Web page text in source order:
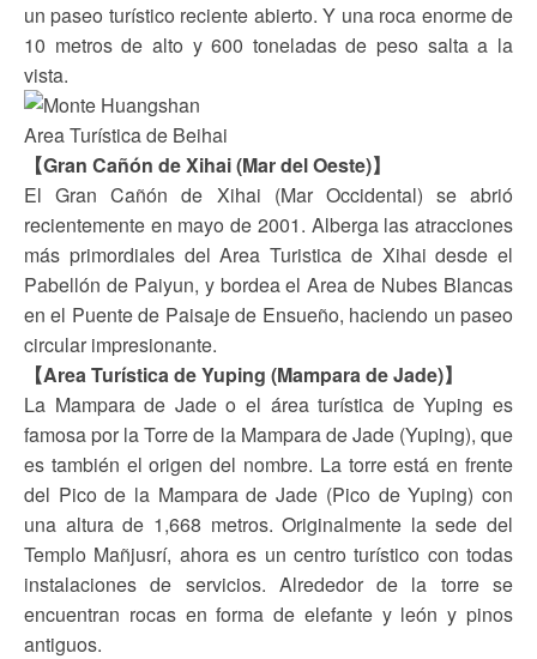
un paseo turístico reciente abierto. Y una roca enorme de
10 metros de alto y 600 toneladas de peso salta a la
vista.
Area Turística de Beihai
【Gran Cañón de Xihai (Mar del Oeste)】
El Gran Cañón de Xihai (Mar Occidental) se abrió
recientemente en mayo de 2001. Alberga las atracciones
más primordiales del Area Turistica de Xihai desde el
Pabellón de Paiyun, y bordea el Area de Nubes Blancas
en el Puente de Paisaje de Ensueño, haciendo un paseo
circular impresionante.
【Area Turística de Yuping (Mampara de Jade)】
La Mampara de Jade o el área turística de Yuping es
famosa por la Torre de la Mampara de Jade (Yuping), que
es también el origen del nombre. La torre está en frente
del Pico de la Mampara de Jade (Pico de Yuping) con
una altura de 1,668 metros. Originalmente la sede del
Templo Mañjusrí, ahora es un centro turístico con todas
instalaciones de servicios. Alrededor de la torre se
encuentran rocas en forma de elefante y león y pinos
antiguos.